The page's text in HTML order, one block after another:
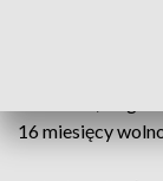
16 miesięcy